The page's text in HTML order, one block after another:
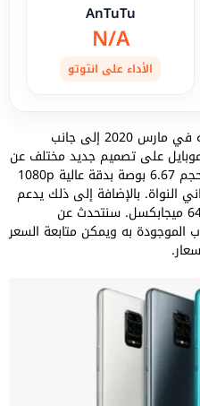
AnTuTu
N/A
الأداء على انتوتو
على تصميم جديد مختلف عن
الجيل السابق. ويمتلك شاشة LCD بحجم 6.67 بوصة بدقة عالية 1080p
النواة. بالإضافة إلى ذلك يدعم
اربع كاميرات خلفية، الأساسية بدقة 64 ميجابكسل. سنتحدث عن
الموجودة به ويمكن متابعة السعر